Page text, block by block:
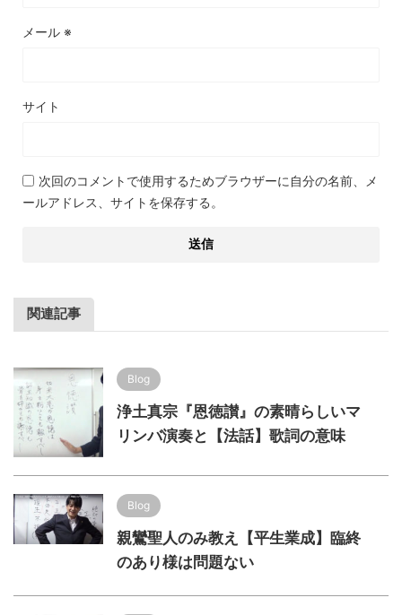
メール ※
サイト
次回のコメントで使用するためブラウザーに自分の名前、メ
ールアドレス、サイトを保存する。
関連記事
Blog
浄土真宗『恩徳讃』の素晴らしいマ
リンバ演奏と【法話】歌詞の意味
Blog
親鸞聖人のみ教え【平生業成】臨終
のあり様は問題ない